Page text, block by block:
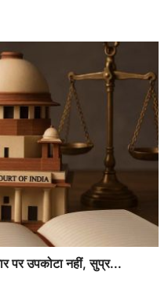
पर उपकोटा नहीं, सुप्र...